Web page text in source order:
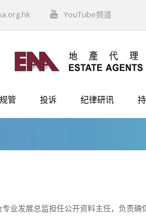
YouTube频道
规管 投诉 纪律研讯
业发展总监担任公开资料主任，负责确